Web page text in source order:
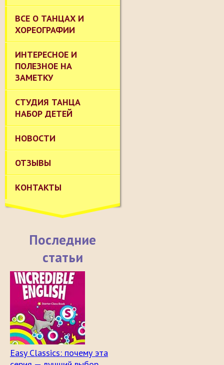
ВСЕ О ТАНЦАХ И
ХОРЕОГРАФИИ
ИНТЕРЕСНОЕ И
ПОЛЕЗНОЕ НА
ЗАМЕТКУ
СТУДИЯ ТАНЦА
НАБОР ДЕТЕЙ
НОВОСТИ
ОТЗЫВЫ
КОНТАКТЫ
Последние
статьи
Easy Classics: почему эта